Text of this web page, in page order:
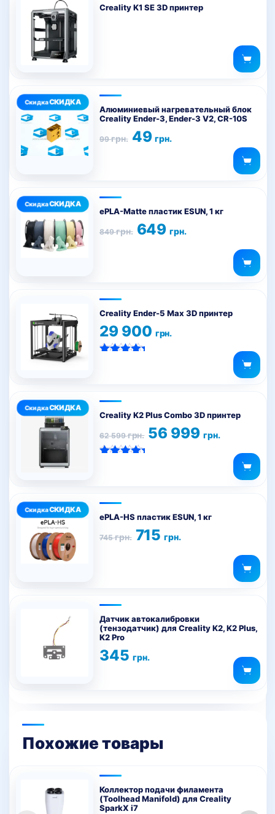
Creality K1 SE 3D принтер
Алюминиевый нагревательный блок
Creality Ender-3, Ender-3 V2, CR-10S
99грн.
Первоначальная
цена
49грн.
Текущая
цена:
ePLA-Matte пластик ESUN, 1 кг
849грн.
Первоначальная
цена
649грн.
Текущая
цена:
Этот
товар
имеет
несколько
вариаций.
странице
товара.
Creality Ender-5 Max 3D принтер
29 900 грн.
Creality K2 Plus Combo 3D принтер
62 599грн.
Первоначальная
цена
составляла
56 999 грн.
Текущая
цена:
56
ePLA-HS пластик ESUN, 1 кг
745грн.
Первоначальная
цена
715грн.
Текущая
цена:
Этот
товар
имеет
несколько
вариаций.
странице
товара.
Датчик автокалибровки
(тензодатчик) для Creality K2, K2 Plus,
K2 Pro
345 грн.
Похожие товары
Коллектор подачи филамента
(Toolhead Manifold) для Creality
SparkX i7